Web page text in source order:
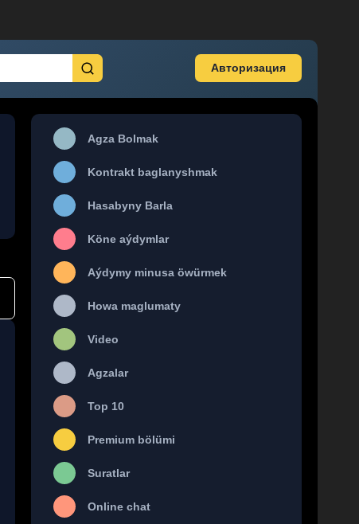
Авторизация
Agza Bolmak
Kontrakt baglanyshmak
Hasabyny Barla
Köne aýdymlar
Aýdymy minusa öwürmek
Howa maglumaty
Video
Agzalar
Top 10
Premium bölümi
Suratlar
Online chat